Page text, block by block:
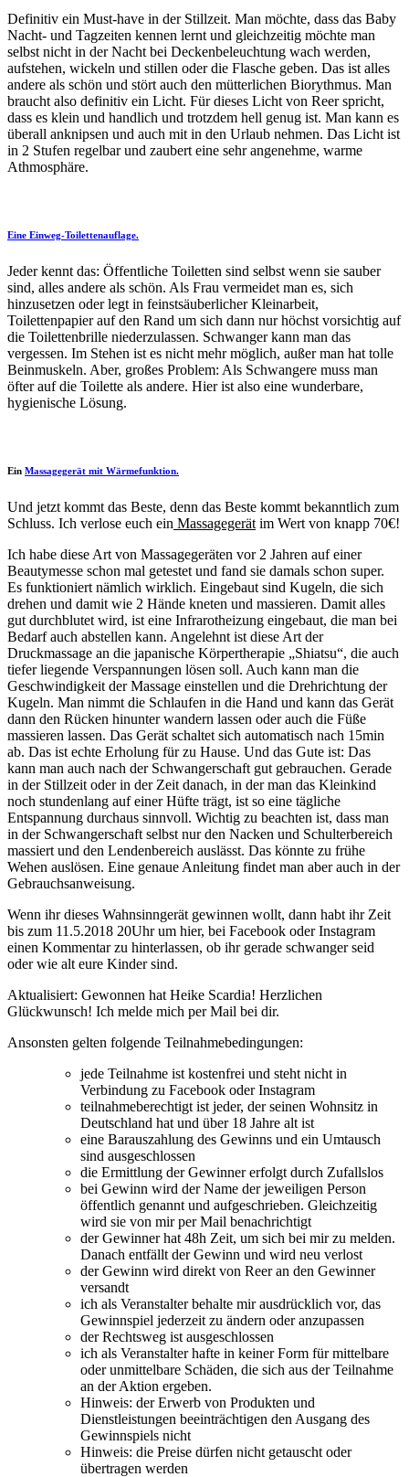
Definitiv ein Must-have in der Stillzeit. Man möchte, dass das Baby
Nacht- und Tagzeiten kennen lernt und gleichzeitig möchte man
selbst nicht in der Nacht bei Deckenbeleuchtung wach werden,
aufstehen, wickeln und stillen oder die Flasche geben. Das ist alles
andere als schön und stört auch den mütterlichen Biorythmus. Man
braucht also definitiv ein Licht. Für dieses Licht von Reer spricht,
dass es klein und handlich und trotzdem hell genug ist. Man kann es
überall anknipsen und auch mit in den Urlaub nehmen. Das Licht ist
in 2 Stufen regelbar und zaubert eine sehr angenehme, warme
Athmosphäre.
Eine Einweg-Toilettenauflage.
Jeder kennt das: Öffentliche Toiletten sind selbst wenn sie sauber
sind, alles andere als schön. Als Frau vermeidet man es, sich
hinzusetzen oder legt in feinstsäuberlicher Kleinarbeit,
Toilettenpapier auf den Rand um sich dann nur höchst vorsichtig auf
die Toilettenbrille niederzulassen. Schwanger kann man das
vergessen. Im Stehen ist es nicht mehr möglich, außer man hat tolle
Beinmuskeln. Aber, großes Problem: Als Schwangere muss man
öfter auf die Toilette als andere. Hier ist also eine wunderbare,
hygienische Lösung.
Ein Massagegerät mit Wärmefunktion.
Und jetzt kommt das Beste, denn das Beste kommt bekanntlich zum
Schluss. Ich verlose euch ein Massagegerät im Wert von knapp 70€!
Ich habe diese Art von Massagegeräten vor 2 Jahren auf einer
Beautymesse schon mal getestet und fand sie damals schon super.
Es funktioniert nämlich wirklich. Eingebaut sind Kugeln, die sich
drehen und damit wie 2 Hände kneten und massieren. Damit alles
gut durchblutet wird, ist eine Infrarotheizung eingebaut, die man bei
Bedarf auch abstellen kann. Angelehnt ist diese Art der
Druckmassage an die japanische Körpertherapie „Shiatsu“, die auch
tiefer liegende Verspannungen lösen soll. Auch kann man die
Geschwindigkeit der Massage einstellen und die Drehrichtung der
Kugeln. Man nimmt die Schlaufen in die Hand und kann das Gerät
dann den Rücken hinunter wandern lassen oder auch die Füße
massieren lassen. Das Gerät schaltet sich automatisch nach 15min
ab. Das ist echte Erholung für zu Hause. Und das Gute ist: Das
kann man auch nach der Schwangerschaft gut gebrauchen. Gerade
in der Stillzeit oder in der Zeit danach, in der man das Kleinkind
noch stundenlang auf einer Hüfte trägt, ist so eine tägliche
Entspannung durchaus sinnvoll. Wichtig zu beachten ist, dass man
in der Schwangerschaft selbst nur den Nacken und Schulterbereich
massiert und den Lendenbereich auslässt. Das könnte zu frühe
Wehen auslösen. Eine genaue Anleitung findet man aber auch in der
Gebrauchsanweisung.
Wenn ihr dieses Wahnsinngerät gewinnen wollt, dann habt ihr Zeit
bis zum 11.5.2018 20Uhr um hier, bei Facebook oder Instagram
einen Kommentar zu hinterlassen, ob ihr gerade schwanger seid
oder wie alt eure Kinder sind.
Aktualisiert: Gewonnen hat Heike Scardia! Herzlichen
Glückwunsch! Ich melde mich per Mail bei dir.
Ansonsten gelten folgende Teilnahmebedingungen:
jede Teilnahme ist kostenfrei und steht nicht in
Verbindung zu Facebook oder Instagram
teilnahmeberechtigt ist jeder, der seinen Wohnsitz in
Deutschland hat und über 18 Jahre alt ist
eine Barauszahlung des Gewinns und ein Umtausch
sind ausgeschlossen
die Ermittlung der Gewinner erfolgt durch Zufallslos
bei Gewinn wird der Name der jeweiligen Person
öffentlich genannt und aufgeschrieben. Gleichzeitig
wird sie von mir per Mail benachrichtigt
der Gewinner hat 48h Zeit, um sich bei mir zu melden.
Danach entfällt der Gewinn und wird neu verlost
der Gewinn wird direkt von Reer an den Gewinner
versandt
ich als Veranstalter behalte mir ausdrücklich vor, das
Gewinnspiel jederzeit zu ändern oder anzupassen
der Rechtsweg ist ausgeschlossen
ich als Veranstalter hafte in keiner Form für mittelbare
oder unmittelbare Schäden, die sich aus der Teilnahme
an der Aktion ergeben.
Hinweis: der Erwerb von Produkten und
Dienstleistungen beeinträchtigen den Ausgang des
Gewinnspiels nicht
Hinweis: die Preise dürfen nicht getauscht oder
übertragen werden